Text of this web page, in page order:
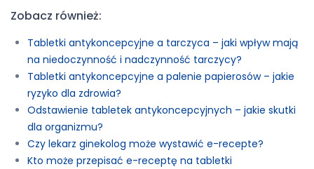
Zobacz również:
Tabletki antykoncepcyjne a tarczyca – jaki wpływ mają
na niedoczynność i nadczynność tarczycy?
Tabletki antykoncepcyjne a palenie papierosów – jakie
ryzyko dla zdrowia?
Odstawienie tabletek antykoncepcyjnych – jakie skutki
dla organizmu?
Czy lekarz ginekolog może wystawić e-recepte?
Kto może przepisać e-receptę na tabletki